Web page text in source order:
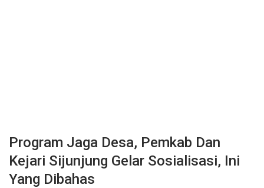
Program Jaga Desa, Pemkab Dan
Kejari Sijunjung Gelar Sosialisasi, Ini
Yang Dibahas